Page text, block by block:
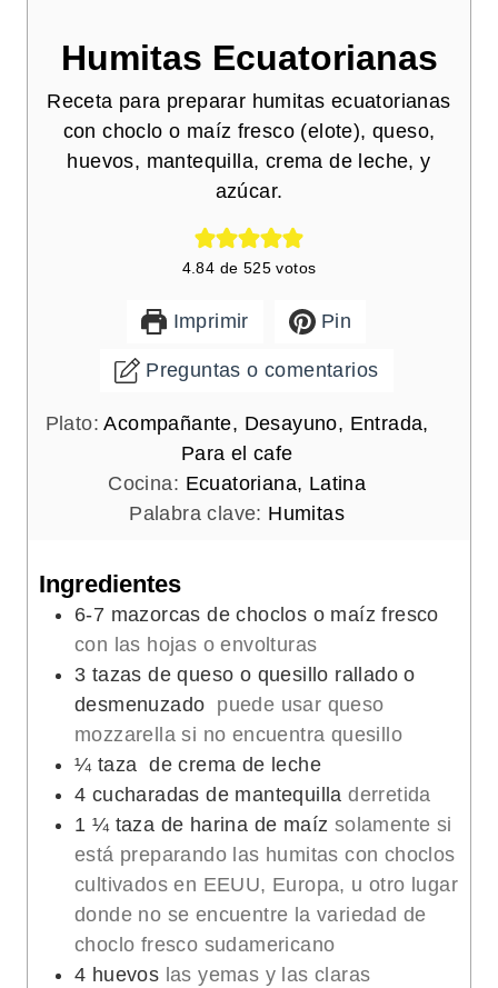
Humitas Ecuatorianas
Receta para preparar humitas ecuatorianas
con choclo o maíz fresco (elote), queso,
huevos, mantequilla, crema de leche, y
azúcar.
4.84 de 525 votos
Imprimir Pin
Preguntas o comentarios
Plato:Acompañante, Desayuno, Entrada,
Para el cafe
Cocina: Ecuatoriana, Latina
Palabra clave: Humitas
Ingredientes
6-7 mazorcas de choclos o maíz fresco
con las hojas o envolturas
3 tazas de queso o quesillo rallado o
desmenuzado puede usar queso
mozzarella si no encuentra quesillo
¼ taza de crema de leche
4 cucharadas de mantequilla derretida
1 ¼ taza de harina de maíz solamente si
está preparando las humitas con choclos
cultivados en EEUU, Europa, u otro lugar
donde no se encuentre la variedad de
choclo fresco sudamericano
4 huevos las yemas y las claras